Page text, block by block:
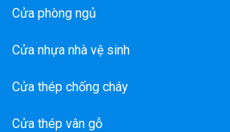
Cửa phòng ngủ
Cửa nhựa nhà vệ sinh
Cửa thép chống cháy
Cửa thép vân gỗ